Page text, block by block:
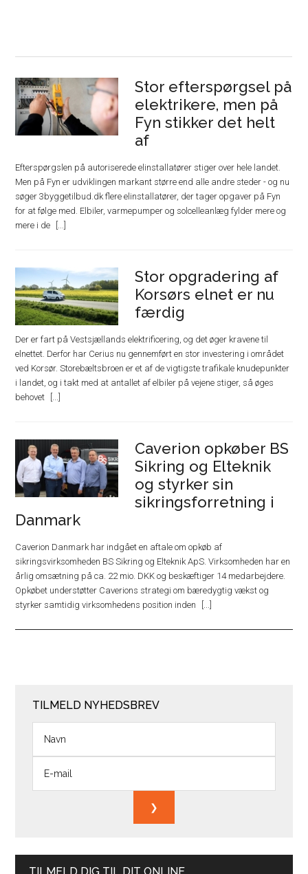
Stor efterspørgsel på
elektrikere, men på
Fyn stikker det helt
af
Efterspørgslen på autoriserede elinstallatører stiger over hele landet.
Men på Fyn er udviklingen markant større end alle andre steder - og nu
søger 3byggetilbud.dk flere elinstallatører, der tager opgaver på Fyn
for at følge med. Elbiler, varmepumper og solcelleanlæg fylder mere og
mere i de
Stor opgradering af
Korsørs elnet er nu
færdig
Der er fart på Vestsjællands elektrificering, og det øger kravene til
elnettet. Derfor har Cerius nu gennemført en stor investering i området
ved Korsør. Storebæltsbroen er et af de vigtigste trafikale knudepunkter
i landet, og i takt med at antallet af elbiler på vejene stiger, så øges
behovet
Caverion opkøber BS
Sikring og Elteknik
og styrker sin
sikringsforretning i
Danmark
Caverion Danmark har indgået en aftale om opkøb af
sikringsvirksomheden BS Sikring og Elteknik ApS. Virksomheden har en
årlig omsætning på ca. 22 mio. DKK og beskæftiger 14 medarbejdere.
Opkøbet understøtter Caverions strategi om bæredygtig vækst og
styrker samtidig virksomhedens position inden
TILMELD NYHEDSBREV
TILMELD DIG TIL DIT ONLINE